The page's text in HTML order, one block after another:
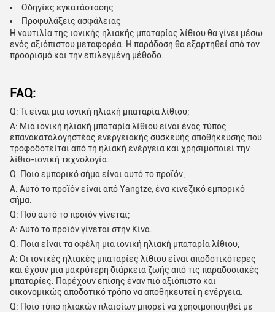
Οδηγίες εγκατάστασης
Προφυλάξεις ασφάλειας
Η ναυτιλία της ιονικής ηλιακής μπαταρίας λίθιου θα γίνει μέσω
ενός αξιόπιστου μεταφορέα. Η παράδοση θα εξαρτηθεί από τον
προορισμό και την επιλεγμένη μέθοδο.
FAQ:
Q: Τι είναι μια ιονική ηλιακή μπαταρία λίθιου;
Α: Μια ιονική ηλιακή μπαταρία λίθιου είναι ένας τύπος
επανακαταλογηστέας ενεργειακής συσκευής αποθήκευσης που
τροφοδοτείται από τη ηλιακή ενέργεια και χρησιμοποιεί την
λίθιο-ιονική τεχνολογία.
Q: Ποιο εμπορικό σήμα είναι αυτό το προϊόν;
Α: Αυτό το προϊόν είναι από Yangtze, ένα κινεζικό εμπορικό
σήμα.
Q: Πού αυτό το προϊόν γίνεται;
Α: Αυτό το προϊόν γίνεται στην Κίνα.
Q: Ποια είναι τα οφέλη μια ιονική ηλιακή μπαταρία λίθιου;
Α: Οι ιονικές ηλιακές μπαταρίες λίθιου είναι αποδοτικότερες
και έχουν μια μακρύτερη διάρκεια ζωής από τις παραδοσιακές
μπαταρίες. Παρέχουν επίσης έναν πιό αξιόπιστο και
οικονομικώς αποδοτικό τρόπο να αποθηκευτεί η ενέργεια.
Q: Ποιο τύπο ηλιακών πλαισίων μπορεί να χρησιμοποιηθεί με